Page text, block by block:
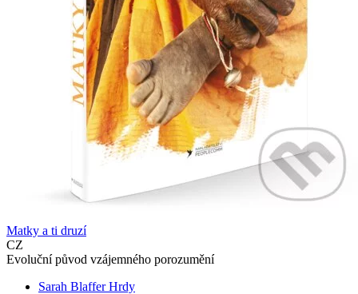
Matky a ti druzí
CZ
Evoluční původ vzájemného porozumění
Sarah Blaffer Hrdy